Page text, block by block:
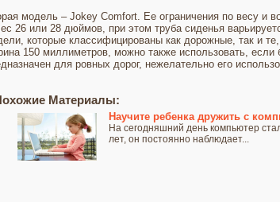
модель – Jokey Comfort. Ее ограничения по весу и
26 или 28 дюймов, при этом труба сиденья
которые классифицированы как дорожные, так и
150 миллиметров, можно также использовать, если
для ровных дорог, нежелательно его
Материалы:
Научите ребенка дружить с
На сегодняшний день компьютер
лет, он постоянно наблюдает...